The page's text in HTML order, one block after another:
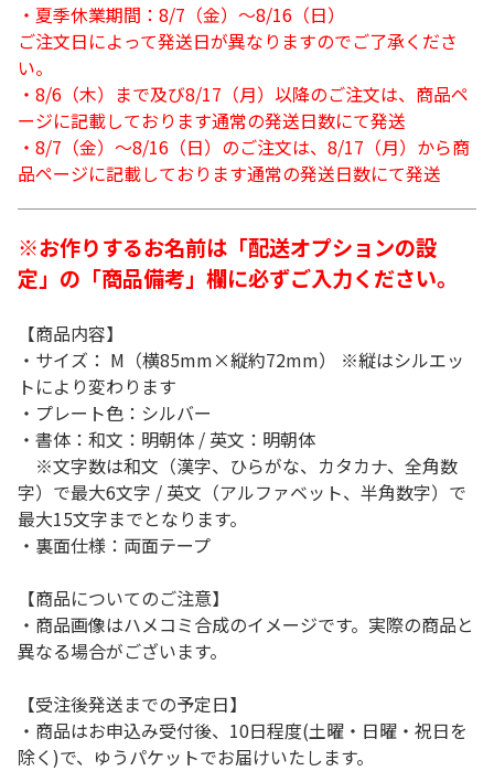
・夏季休業期間：8/7（金）～8/16（日）
ご注文日によって発送日が異なりますのでご了承くださ
い。
・8/6（木）まで及び8/17（月）以降のご注文は、商品ペ
ージに記載しております通常の発送日数にて発送
・8/7（金）～8/16（日）のご注文は、8/17（月）から商
品ページに記載しております通常の発送日数にて発送
※お作りするお名前は「配送オプションの設
定」の「商品備考」欄に必ずご入力ください。
【商品内容】
・サイズ： M（横85mm×縦約72mm） ※縦はシルエッ
トにより変わります
・プレート色：シルバー
・書体：和文：明朝体 / 英文：明朝体
※文字数は和文（漢字、ひらがな、カタカナ、全角数
字）で最大6文字 / 英文（アルファベット、半角数字）で
最大15文字までとなります。
・裏面仕様：両面テープ
【商品についてのご注意】
・商品画像はハメコミ合成のイメージです。実際の商品と
異なる場合がございます。
【受注後発送までの予定日】
・商品はお申込み受付後、10日程度(土曜・日曜・祝日を
除く)で、ゆうパケットでお届けいたします。